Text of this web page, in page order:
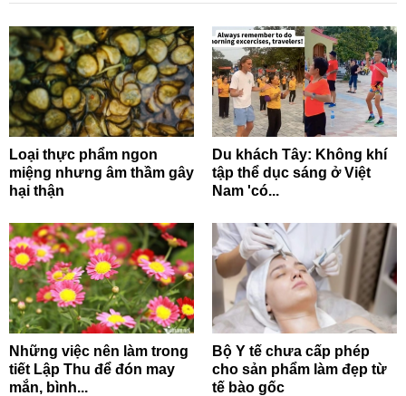
Loại thực phẩm ngon
miệng nhưng âm thầm gây
hại thận
Du khách Tây: Không khí
tập thể dục sáng ở Việt
Nam 'có...
Những việc nên làm trong
tiết Lập Thu để đón may
mắn, bình...
Bộ Y tế chưa cấp phép
cho sản phẩm làm đẹp từ
tế bào gốc